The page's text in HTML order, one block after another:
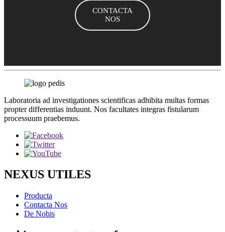
CONTACTA
NOS
Laboratoria ad investigationes scientificas adhibita multas formas
propter differentias induunt. Nos facultates integras fistularum
processuum praebemus.
NEXUS UTILES
Producta
Contacta Nos
De Nobis